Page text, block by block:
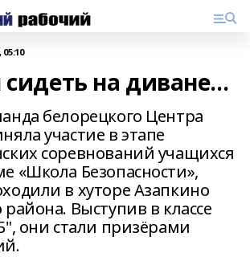
на диване…
белорецкого Центра
участие в этапе
соревнований учащихся
«Школа Безопасности»,
в хуторе Азапкино
района. Выступив в классе
они стали призёрами